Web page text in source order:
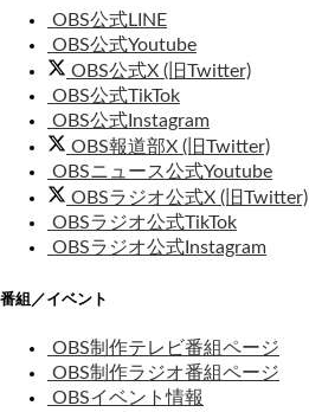
OBS公式LINE
OBS公式Youtube
OBS公式X (旧Twitter)
OBS公式TikTok
OBS公式Instagram
OBS報道部X (旧Twitter)
OBSニュース公式Youtube
OBSラジオ公式X (旧Twitter)
OBSラジオ公式TikTok
OBSラジオ公式Instagram
番組／イベント
OBS制作テレビ番組ページ
OBS制作ラジオ番組ページ
OBSイベント情報